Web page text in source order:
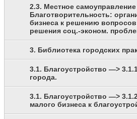
2.3. Местное
Благотворительность:
бизнеса к решению вопросов
решения соц.-эконом.
3. Библиотека городских
3.1. Благоустройство —>
города.
3.1. Благоустройство —>
малого бизнеса к